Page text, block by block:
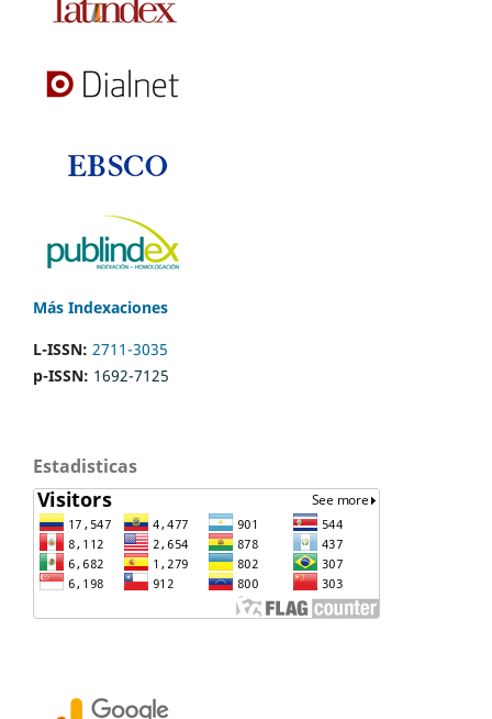
Más Indexaciones
L-ISSN: 2711-3035
p-ISSN: 1692-7125
Estadisticas